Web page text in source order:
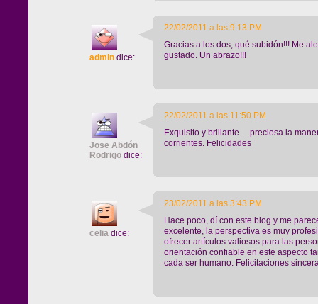
admin dice:
22/02/2011 a las 9:13 PM
Gracias a los dos, qué subidón!!! Me
gustado. Un abrazo!!!
Jose Abdón
Rodrigo dice:
22/02/2011 a las 11:50 PM
Exquisito y brillante… preciosa la
corrientes. Felicidades
celia dice:
23/02/2011 a las 3:43 PM
Hace poco, dí con este blog y me
excelente, la perspectiva es muy
ofrecer artículos valiosos para las
orientación confiable en este aspecto
cada ser humano. Felicitaciones